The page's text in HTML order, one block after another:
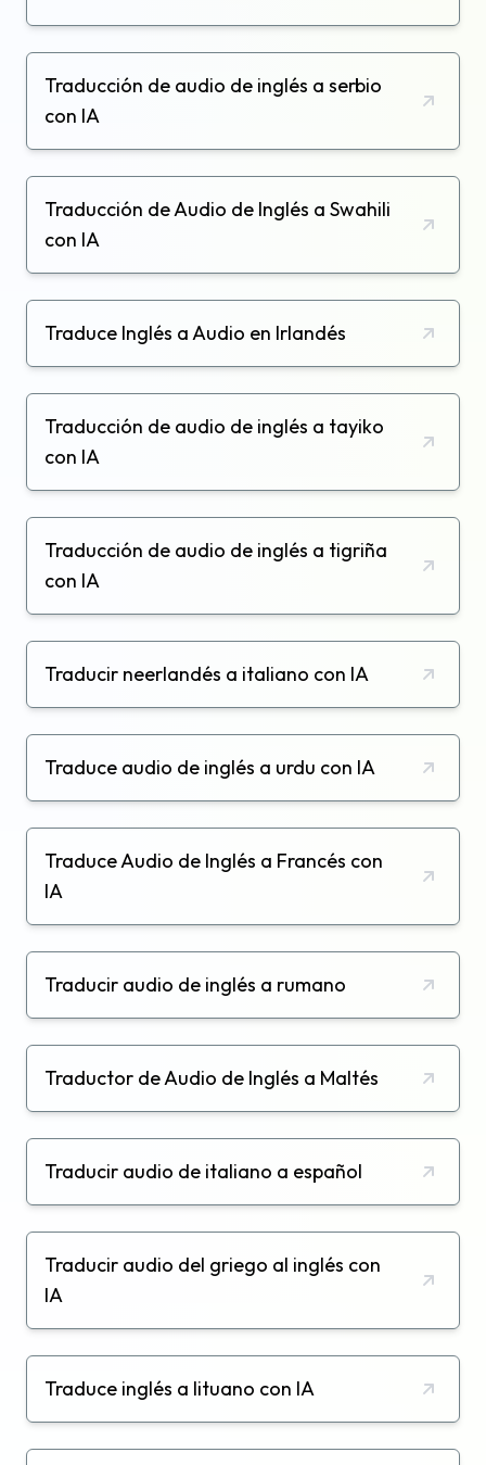
Traducción de audio de inglés a serbio
con IA
Traducción de Audio de Inglés a Swahili
con IA
Traduce Inglés a Audio en Irlandés
Traducción de audio de inglés a tayiko
con IA
Traducción de audio de inglés a tigriña
con IA
Traducir neerlandés a italiano con IA
Traduce audio de inglés a urdu con IA
Traduce Audio de Inglés a Francés con
IA
Traducir audio de inglés a rumano
Traductor de Audio de Inglés a Maltés
Traducir audio de italiano a español
Traducir audio del griego al inglés con
IA
Traduce inglés a lituano con IA